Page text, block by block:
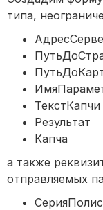
типа,
ТекстКапчи
Результат
Капча
а также
отправляемых